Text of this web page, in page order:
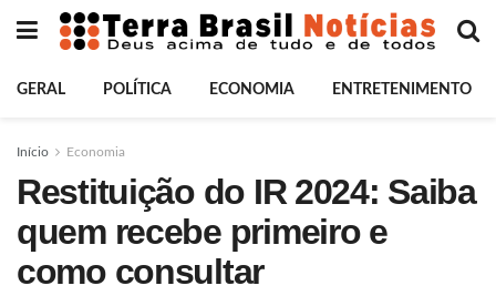
GERAL POLÍTICA ECONOMIA ENTRETENIMENTO
Início Economia
Restituição do IR 2024: Saiba
quem recebe primeiro e
como consultar